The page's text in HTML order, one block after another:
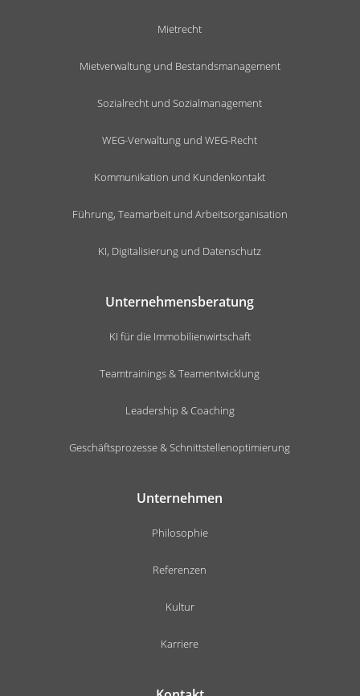
Mietrecht
Mietverwaltung und Bestandsmanagement
Sozialrecht und Sozialmanagement
WEG-Verwaltung und WEG-Recht
Kommunikation und Kundenkontakt
Führung, Teamarbeit und Arbeitsorganisation
KI, Digitalisierung und Datenschutz
Unternehmensberatung
KI für die Immobilienwirtschaft
Teamtrainings & Teamentwicklung
Leadership & Coaching
Geschäftsprozesse & Schnittstellenoptimierung
Unternehmen
Philosophie
Referenzen
Kultur
Karriere